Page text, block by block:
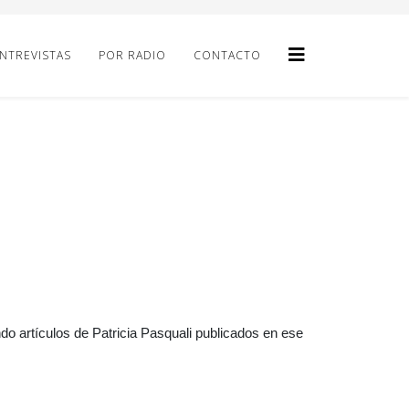
POR RADIO CONTACTO
artículos de Patricia Pasquali publicados en ese